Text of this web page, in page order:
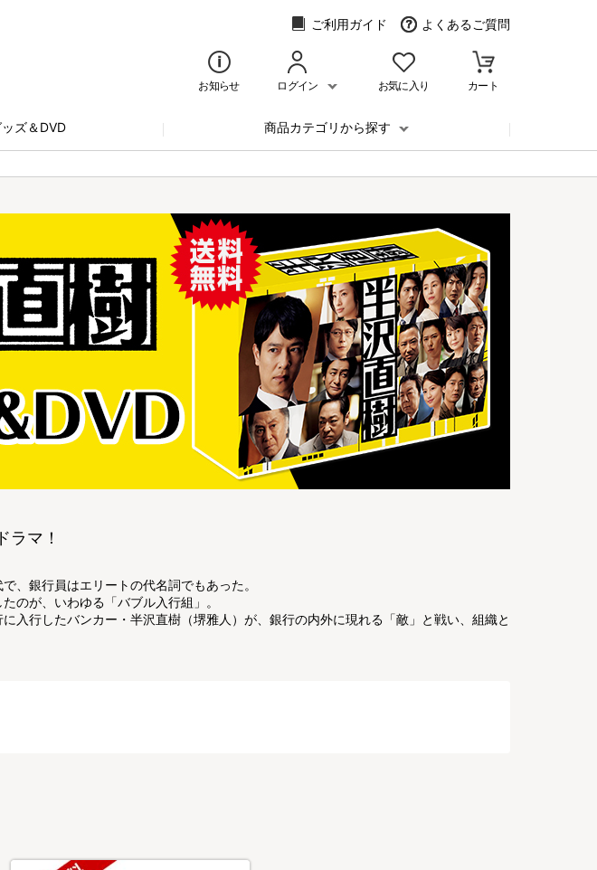
ご利用ガイド よくあるご質問
お知らせ ログイン お気に入り カート
ズ＆DVD 商品カテゴリから探す
ラマ！
、銀行員はエリートの代名詞でもあった。
のが、いわゆる「バブル入行組」。
入行したバンカー・半沢直樹（堺雅人）が、銀行の内外に現れる「敵」と戦い、組織と